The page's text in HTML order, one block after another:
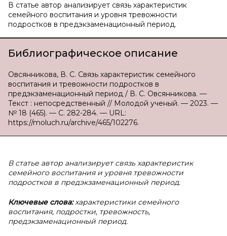
В статье автор анализирует связь характеристик
семейного воспитания и уровня тревожности
подростков в предэкзаменационный период.
Библиографическое описание
Овсянникова, В. С. Связь характеристик семейного
воспитания и тревожности подростков в
предэкзаменационный период / В. С. Овсянникова. —
Текст : непосредственный // Молодой ученый. — 2023. —
№ 18 (465). — С. 282-284. — URL:
https://moluch.ru/archive/465/102276.
В статье автор анализирует связь характеристик
семейного воспитания и уровня тревожности
подростков в предэкзаменационный период.
Ключевые слова:характеристики семейного
воспитания, подростки, тревожность,
предэкзаменационный период.